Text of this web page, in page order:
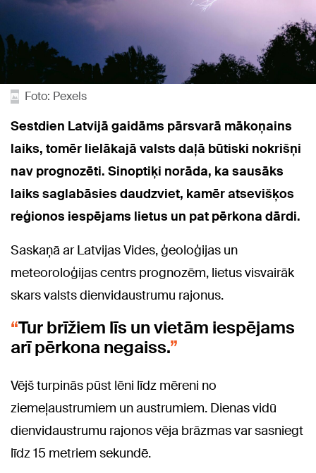
Foto: Pexels
Sestdien Latvijā gaidāms pārsvarā mākoņains
laiks, tomēr lielākajā valsts daļā būtiski nokrišņi
nav prognozēti. Sinoptiķi norāda, ka sausāks
laiks saglabāsies daudzviet, kamēr atsevišķos
reģionos iespējams lietus un pat pērkona dārdi.
Saskaņā ar Latvijas Vides, ģeoloģijas un
meteoroloģijas centrs prognozēm, lietus visvairāk
skars valsts dienvidaustrumu rajonus.
Tur brīžiem līs un vietām iespējams
arī pērkona negaiss.
Vējš turpinās pūst lēni līdz mēreni no
ziemeļaustrumiem un austrumiem. Dienas vidū
dienvidaustrumu rajonos vēja brāzmas var sasniegt
līdz 15 metriem sekundē.